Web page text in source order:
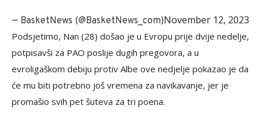
— BasketNews (@BasketNews_com)November 12, 2023
Podsjetimo, Nan (28) došao je u Evropu prije dvije nedelje,
potpisavši za PAO poslije dugih pregovora, a u
evroligaškom debiju protiv Albe ove nedjelje pokazao je da
će mu biti potrebno još vremena za navikavanje, jer je
promašio svih pet šuteva za tri poena.